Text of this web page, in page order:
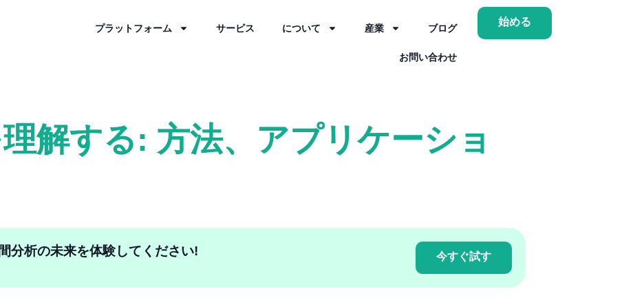
プラットフォーム サービス について 産業 ブログ
お問い合わせ
始める
解する: 方法、アプリケーショ
分析の未来を体験してください! 今すぐ試す